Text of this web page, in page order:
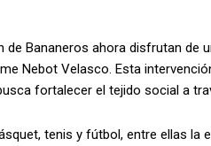
de Bananeros ahora disfrutan
Nebot Velasco. Esta
fortalecer el tejido social a
tenis y fútbol, entre ellas la